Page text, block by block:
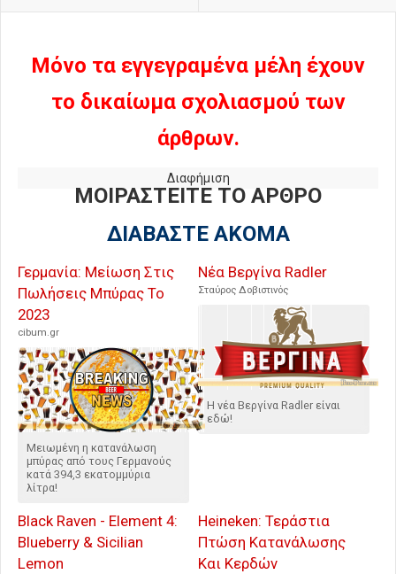
Μόνο τα εγγεγραμένα μέλη έχουν
το δικαίωμα σχολιασμού των
άρθρων.
Διαφήμιση
ΜΟΙΡΑΣΤΕΙΤΕ ΤΟ ΑΡΘΡΟ
ΔΙΑΒΑΣΤΕ ΑΚΟΜΑ
Γερμανία: Μείωση Στις
Πωλήσεις Μπύρας Το
2023
cibum.gr
Μειωμένη η κατανάλωση
μπύρας από τους Γερμανούς
κατά 394,3 εκατομμύρια
λίτρα!
Νέα Βεργίνα Radler
Σταύρος Δοβιστινός
Η νέα Βεργίνα Radler είναι
εδώ!
Black Raven - Element 4:
Blueberry & Sicilian
Lemon
Heineken: Τεράστια
Πτώση Κατανάλωσης
Και Κερδών